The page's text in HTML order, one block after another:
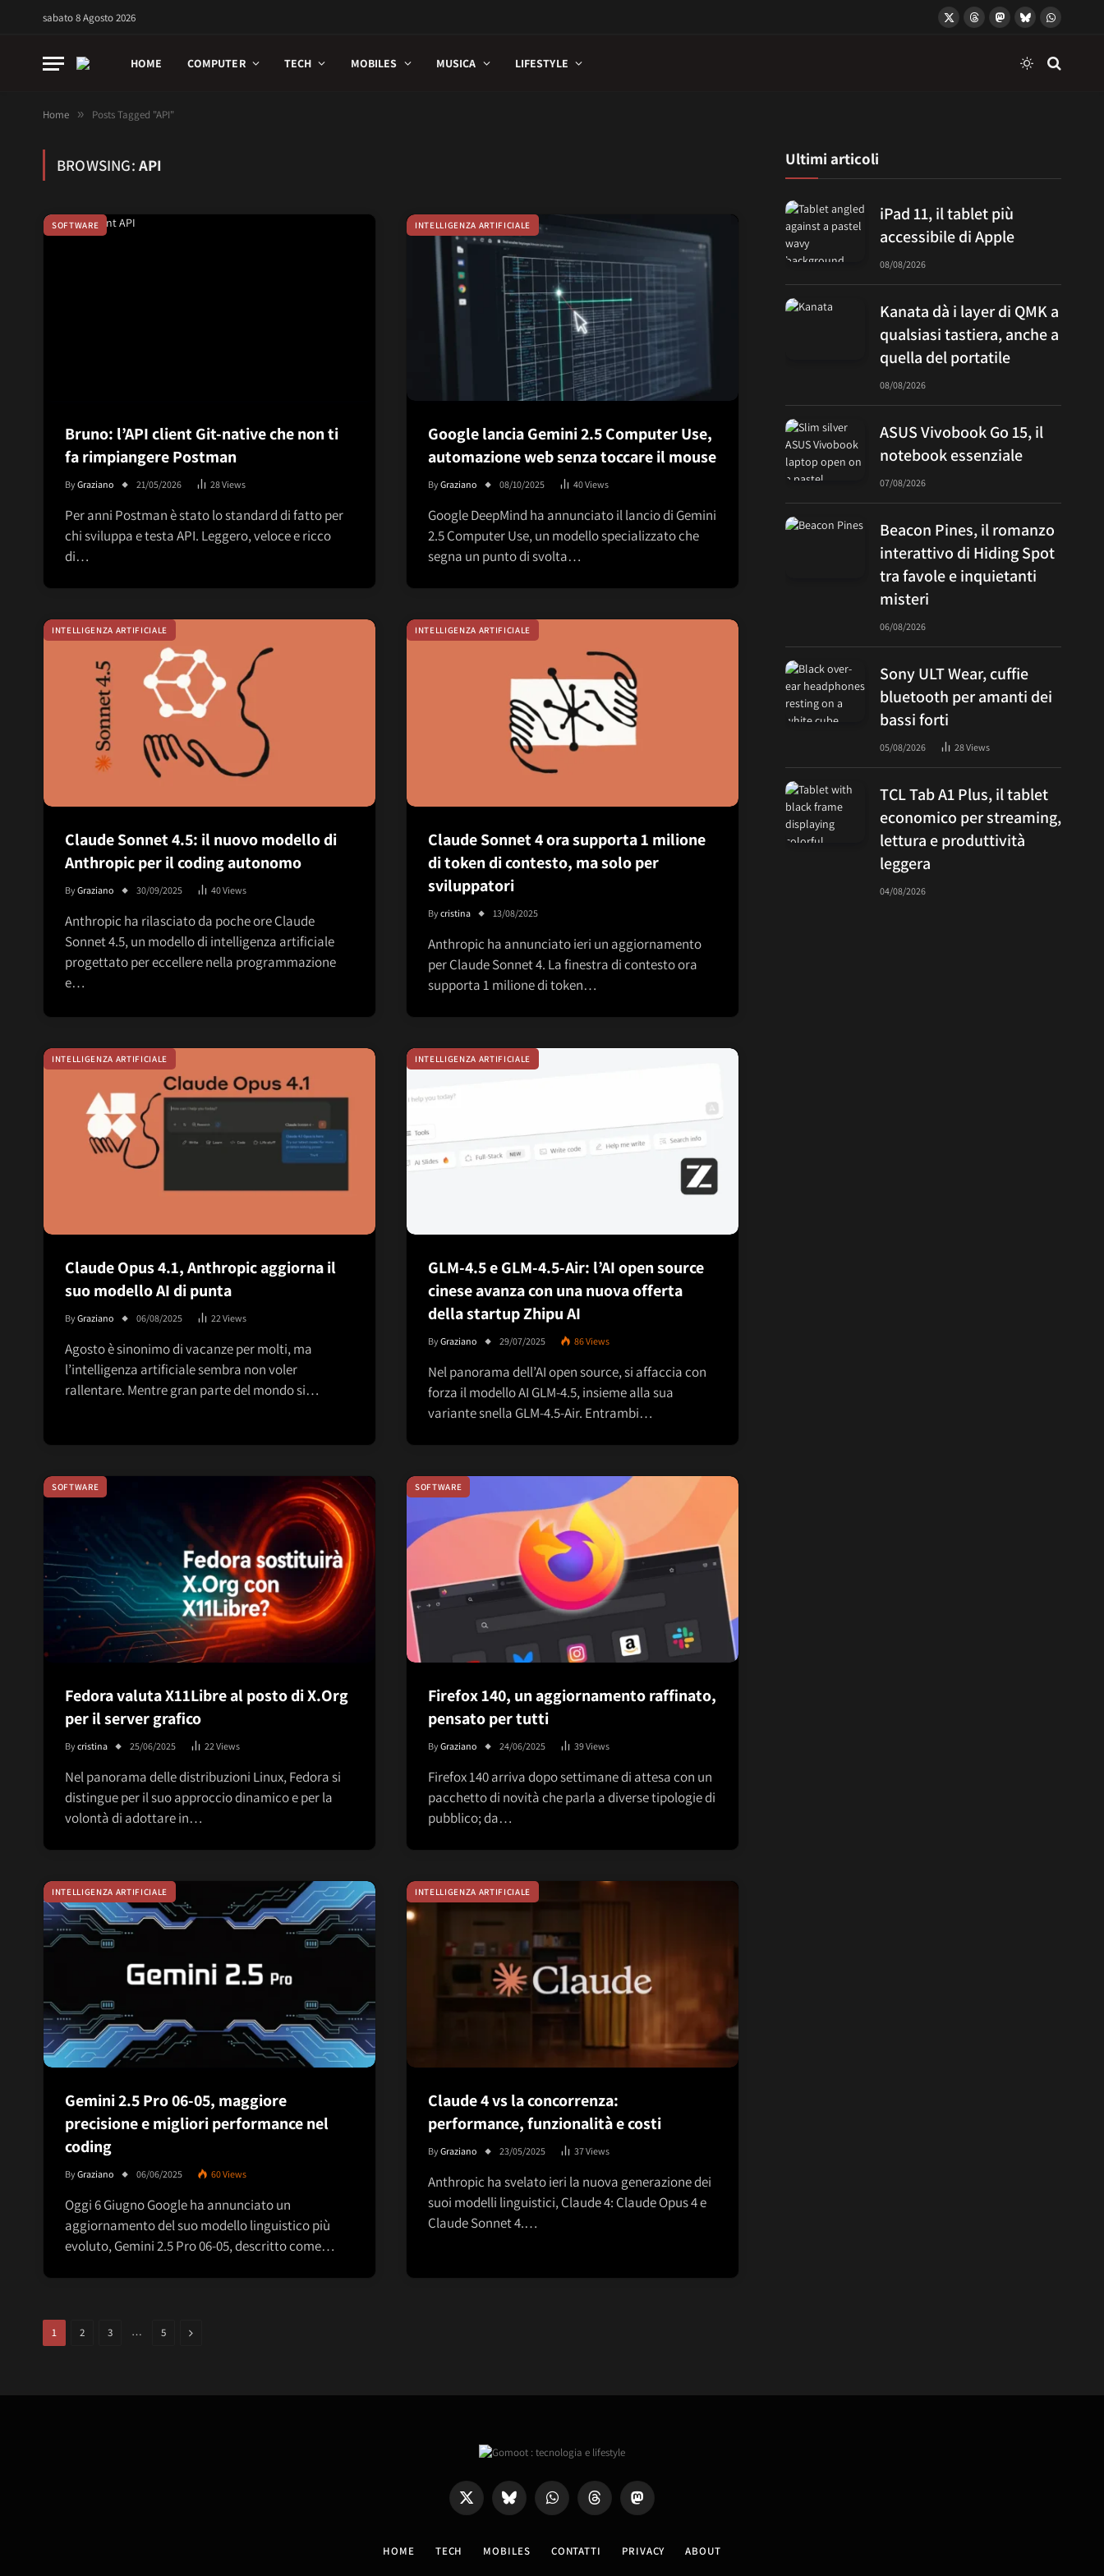
sabato 8 Agosto 2026
X
ThreadsMastodon
BlueskyWhatsApp
HOME COMPUTER TECH MOBILES MUSICA LIFESTYLE
Home » Posts Tagged "API"
BROWSING: API
SOFTWARE
Bruno: l’API client Git-native che non ti
fa rimpiangere Postman
ByGraziano 21/05/2026 28Views
Per anni Postman è stato lo standard di fatto per
chi sviluppa e testa API. Leggero, veloce e ricco
di…
INTELLIGENZA ARTIFICIALE
Google lancia Gemini 2.5 Computer Use,
automazione web senza toccare il mouse
ByGraziano 08/10/2025 40Views
Google DeepMind ha annunciato il lancio di Gemini
2.5 Computer Use, un modello specializzato che
segna un punto di svolta…
INTELLIGENZA ARTIFICIALE
Claude Sonnet 4.5: il nuovo modello di
Anthropic per il coding autonomo
ByGraziano 30/09/2025 40Views
Anthropic ha rilasciato da poche ore Claude
Sonnet 4.5, un modello di intelligenza artificiale
progettato per eccellere nella programmazione
e…
INTELLIGENZA ARTIFICIALE
Claude Sonnet 4 ora supporta 1 milione
di token di contesto, ma solo per
sviluppatori
Bycristina 13/08/2025
Anthropic ha annunciato ieri un aggiornamento
per Claude Sonnet 4. La finestra di contesto ora
supporta 1 milione di token…
INTELLIGENZA ARTIFICIALE
Claude Opus 4.1, Anthropic aggiorna il
suo modello AI di punta
ByGraziano 06/08/2025 22 Views
Agosto è sinonimo di vacanze per molti, ma
l’intelligenza artificiale sembra non voler
rallentare. Mentre gran parte del mondo si…
INTELLIGENZA ARTIFICIALE
GLM-4.5 e GLM-4.5-Air: l’AI open source
cinese avanza con una nuova offerta
della startup Zhipu AI
ByGraziano 29/07/2025 86Views
Nel panorama dell’AI open source, si affaccia con
forza il modello AI GLM-4.5, insieme alla sua
variante snella GLM-4.5-Air. Entrambi…
SOFTWARE
Fedora valuta X11Libre al posto di X.Org
per il server grafico
Bycristina 25/06/2025 22Views
Nel panorama delle distribuzioni Linux, Fedora si
distingue per il suo approccio dinamico e per la
volontà di adottare in…
SOFTWARE
Firefox 140, un aggiornamento raffinato,
pensato per tutti
ByGraziano 24/06/2025 39Views
Firefox 140 arriva dopo settimane di attesa con un
pacchetto di novità che parla a diverse tipologie di
pubblico; da…
INTELLIGENZA ARTIFICIALE
Gemini 2.5 Pro 06-05, maggiore
precisione e migliori performance nel
coding
ByGraziano 06/06/2025 60Views
Oggi 6 Giugno Google ha annunciato un
aggiornamento del suo modello linguistico più
evoluto, Gemini 2.5 Pro 06-05, descritto come…
INTELLIGENZA ARTIFICIALE
Claude 4 vs la concorrenza:
performance, funzionalità e costi
ByGraziano 23/05/2025 37Views
Anthropic ha svelato ieri la nuova generazione dei
suoi modelli linguistici, Claude 4: Claude Opus 4 e
Claude Sonnet 4.…
1 2 3 … 5 Next
Ultimi articoli
iPad 11, il tablet più
accessibile di Apple
08/08/2026
Kanata dà i layer di QMK a
qualsiasi tastiera, anche a
quella del portatile
08/08/2026
ASUS Vivobook Go 15, il
notebook essenziale
07/08/2026
Beacon Pines, il romanzo
interattivo di Hiding Spot
tra favole e inquietanti
misteri
06/08/2026
Sony ULT Wear, cuffie
bluetooth per amanti dei
bassi forti
05/08/2026 28Views
TCL Tab A1 Plus, il tablet
economico per streaming,
lettura e produttività
leggera
04/08/2026
X
Bluesky WhatsAppThreads Mastodon
HOME TECH MOBILES CONTATTI PRIVACY ABOUT